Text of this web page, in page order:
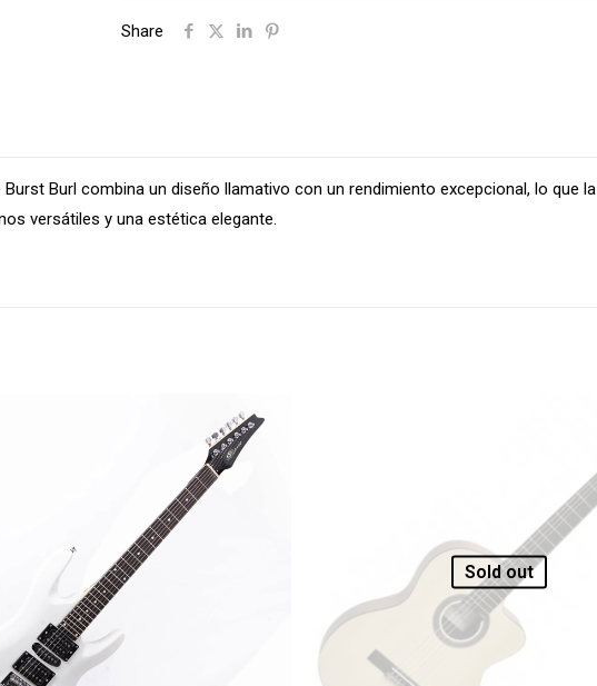
Standard
Sku:
3950
Share
Burl combina un diseño llamativo con un rendimiento excepcional, lo que la
versátiles y una estética elegante.
Sold out